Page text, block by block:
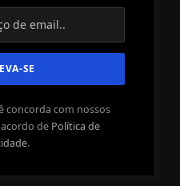
concorda com nossos
de Política de
.